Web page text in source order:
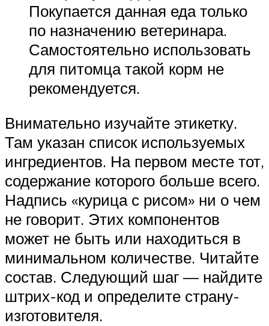
Покупается данная еда только
по назначению ветеринара.
Самостоятельно использовать
для питомца такой корм не
рекомендуется.
Внимательно изучайте этикетку.
Там указан список используемых
ингредиентов. На первом месте тот,
содержание которого больше всего.
Надпись «курица с рисом» ни о чем
не говорит. Этих компонентов
может не быть или находиться в
минимальном количестве. Читайте
состав. Следующий шаг — найдите
штрих-код и определите страну-
изготовителя.